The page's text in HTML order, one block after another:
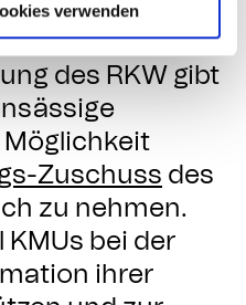
verwenden
des RKW gibt
Zuschuss des
zu nehmen.
KMUs bei der
ihrer